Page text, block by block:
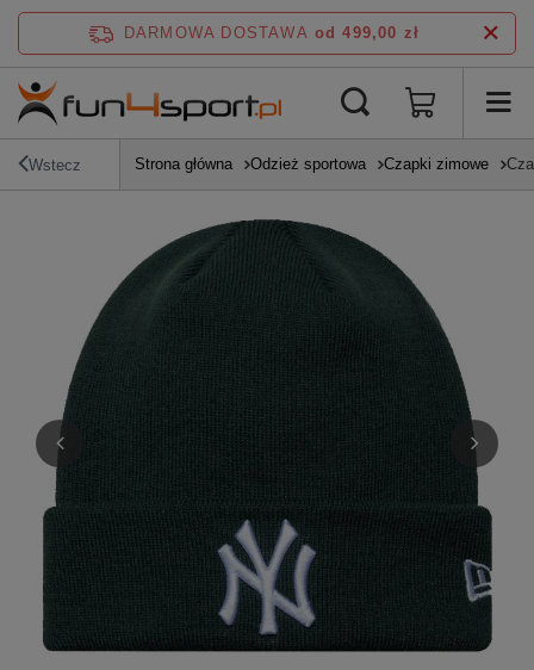
DARMOWA DOSTAWA od 499,00 zł
Wstecz Strona główna Odzież sportowa Czapki zimowe